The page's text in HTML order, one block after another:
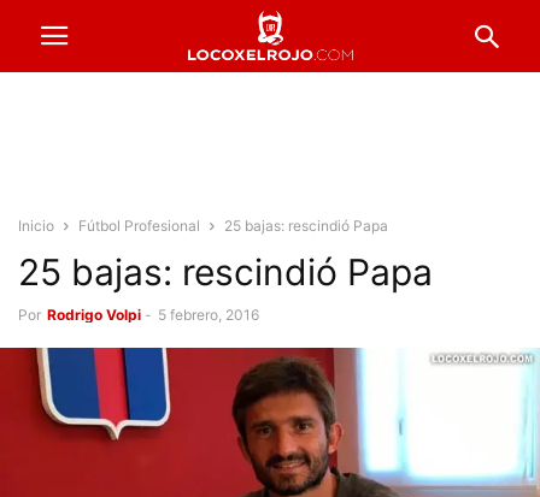
Inicio Fútbol Profesional 25 bajas: rescindió Papa
25 bajas: rescindió Papa
Por Rodrigo Volpi - 5 febrero, 2016